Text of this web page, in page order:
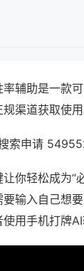
辅助是一款
渠道获取使用
索申请
你轻松成为“
输入自己想
用手机打牌AI